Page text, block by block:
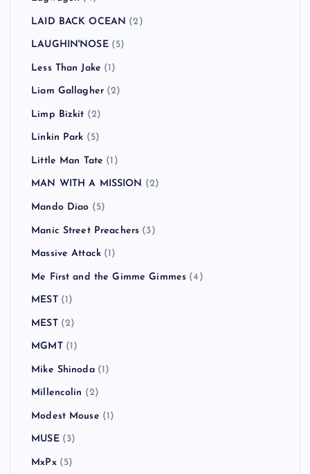
LAID BACK OCEAN (2)
LAUGHIN'NOSE(5)
Less Than Jake (1)
Liam Gallagher (2)
Limp Bizkit (2)
Linkin Park (5)
Little Man Tate (1)
MAN WITH A MISSION (2)
Mando Diao (5)
Manic Street Preachers (3)
Massive Attack (1)
Me First and the Gimme Gimmes (4)
MEST(1)
MEST(2)
MGMT(1)
Mike Shinoda(1)
Millencolin (2)
Modest Mouse (1)
MUSE(3)
MxPx(5)